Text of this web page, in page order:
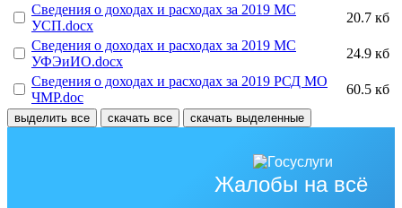
Сведения о доходах и расходах за 2019 МС
УСП.docx
20.7 кб
Сведения о доходах и расходах за 2019 МС
УФЭиИО.docx
24.9 кб
Сведения о доходах и расходах за 2019 РСД МО
ЧМР.doc
60.5 кб
выделить все скачать все скачать выделенные
Жалобы на всё